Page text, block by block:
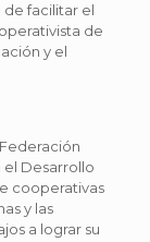
facilitar el
de
y el
Desarrollo
cooperativas
y las
a lograr su